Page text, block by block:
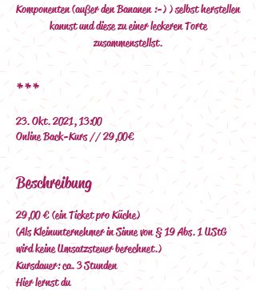
Komponenten (außer den Bananen :-) ) selbst herstellen
kannst und diese zu einer leckeren Torte
zusammenstellst.
***
23. Okt. 2021, 13:00
Online Back-Kurs // 29,00€
Beschreibung
29,00 € (ein Ticket pro Küche)
(Als Kleinunternehmer in Sinne von § 19 Abs. 1 UStG
wird keine Umsatzsteuer berechnet.)
Kursdauer: ca. 3 Stunden
Hier lernst du